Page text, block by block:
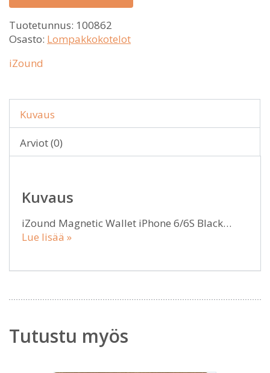
Tuotetunnus: 100862
Osasto: Lompakkokotelot
iZound
Kuvaus
Arviot (0)
Kuvaus
iZound Magnetic Wallet iPhone 6/6S Black…
Lue lisää »
Tutustu myös